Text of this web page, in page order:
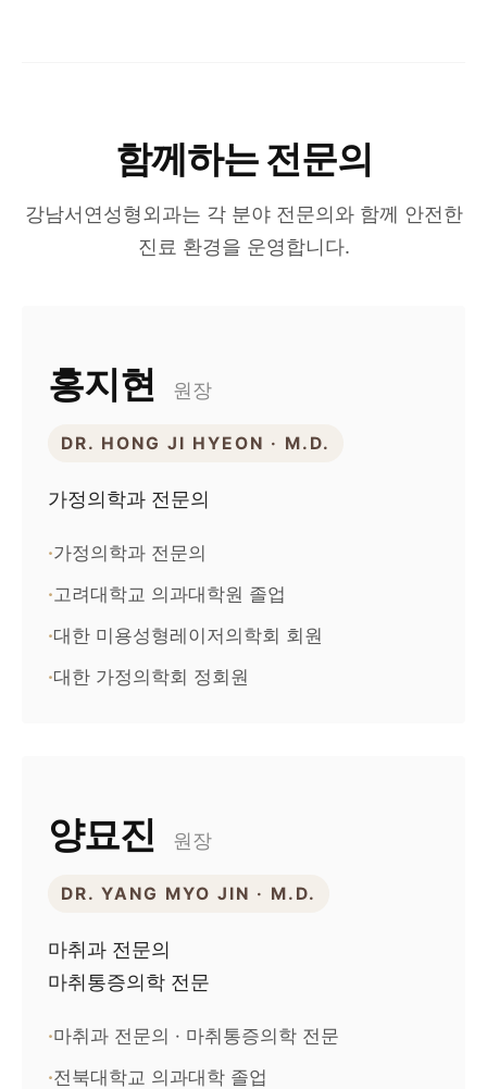
함께하는 전문의
강남서연성형외과는 각 분야 전문의와 함께 안전한
진료 환경을 운영합니다.
홍지현 원장
DR. HONG JI HYEON · M.D.
가정의학과 전문의
가정의학과 전문의
고려대학교 의과대학원 졸업
대한 미용성형레이저의학회 회원
대한 가정의학회 정회원
양묘진 원장
DR. YANG MYO JIN · M.D.
마취과 전문의
마취통증의학 전문
마취과 전문의 · 마취통증의학 전문
전북대학교 의과대학 졸업